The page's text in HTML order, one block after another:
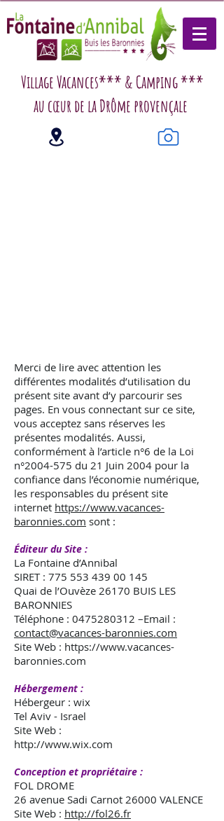
Village Vacances*** & Camping ***
au cœur de la Drôme provençale
Merci de lire avec attention les
différentes modalités d’utilisation du
présent site avant d’y parcourir ses
pages. En vous connectant sur ce site,
vous acceptez sans réserves les
présentes modalités. Aussi,
conformément à l’article n°6 de la Loi
n°2004-575 du 21 Juin 2004 pour la
confiance dans l’économie numérique,
les responsables du présent site
internet https://www.vacances-
baronnies.com sont :
Éditeur du Site :
La Fontaine d’Annibal
SIRET : 775 553 439 00 145
Quai de l’Ouvèze 26170 BUIS LES
BARONNIES
Téléphone : 0475280312 –Email :
contact@vacances-baronnies.com
Site Web : https://www.vacances-
baronnies.com
Hébergement :
Hébergeur : wix
Tel Aviv - Israel
Site Web :
http://www.wix.com
Conception et propriétaire :
FOL DROME
26 avenue Sadi Carnot 26000 VALENCE
Site Web : http://fol26.fr